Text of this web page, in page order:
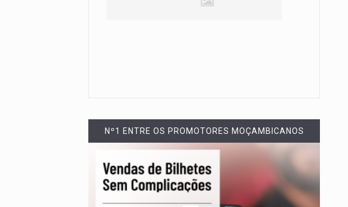
Nº1 ENTRE OS PROMOTORES MOÇAMBICANOS